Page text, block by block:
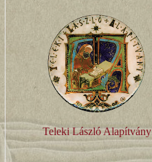
Teleki László Alapítvány